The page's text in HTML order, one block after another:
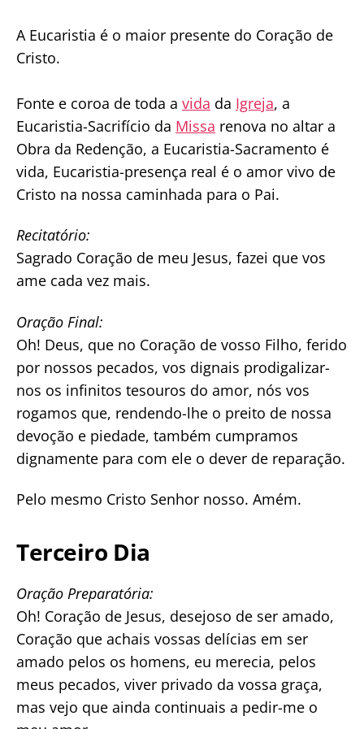
A Eucaristia é o maior presente do Coração de
Cristo.
Fonte e coroa de toda a vida da Igreja, a
Eucaristia-Sacrifício da Missa renova no altar a
Obra da Redenção, a Eucaristia-Sacramento é
vida, Eucaristia-presença real é o amor vivo de
Cristo na nossa caminhada para o Pai.
Recitatório:
Sagrado Coração de meu Jesus, fazei que vos
ame cada vez mais.
Oração Final:
Oh! Deus, que no Coração de vosso Filho, ferido
por nossos pecados, vos dignais prodigalizar-
nos os infinitos tesouros do amor, nós vos
rogamos que, rendendo-lhe o preito de nossa
devoção e piedade, também cumpramos
dignamente para com ele o dever de reparação.
Pelo mesmo Cristo Senhor nosso. Amém.
Terceiro Dia
Oração Preparatória:
Oh! Coração de Jesus, desejoso de ser amado,
Coração que achais vossas delícias em ser
amado pelos os homens, eu merecia, pelos
meus pecados, viver privado da vossa graça,
mas vejo que ainda continuais a pedir-me o